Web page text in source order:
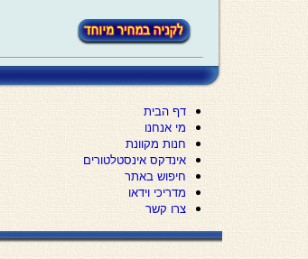
דף הבית
מי אנחנו
חנות מקוונת
אינדקס אינסטלטורים
חיפוש באתר
מדריכי וידאו
צרו קשר